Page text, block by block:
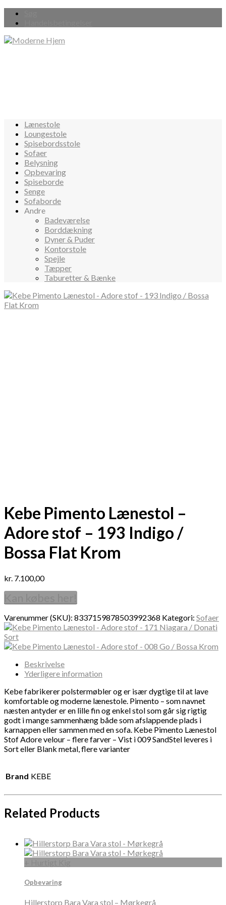
Lænestole
Loungestole
Spisebordsstole
Sofaer
Belysning
Opbevaring
Spiseborde
Senge
Sofaborde
Andre
Badeværelse
Borddækning
Dyner & Puder
Kontorstole
Spejle
Tæpper
Taburetter & Bænke
Kebe Pimento Lænestol –
Adore stof – 193 Indigo /
Bossa Flat Krom
kr. 7.100,00
Varenummer (SKU): 8337159878503992368 Kategori: Sofaer
Beskrivelse
Yderligere information
Kebe fabrikerer polstermøbler og er især dygtige til at lave
komfortable og moderne lænestole. Pimento – som navnet
næsten antyder er en lille fin og enkel stol som går sig rigtig
godt i mange sammenhæng både som afslappende plads i
karnappen eller sammen med en sofa. Kebe Pimento Lænestol
Stof Adore velour – flere farver – Vist i 009 SandStel leveres i
Sort eller Blank metal, flere varianter
Brand KEBE
Related Products
Opbevaring
Hillerstorp Bara Vara stol – Mørkegrå